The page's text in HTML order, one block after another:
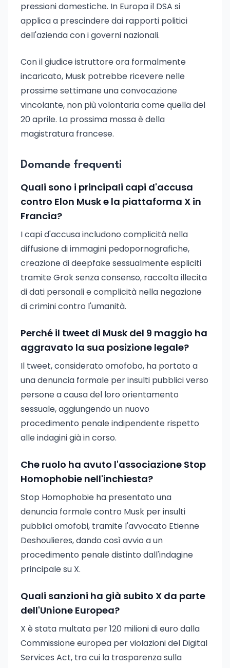
pressioni domestiche. In Europa il DSA si
applica a prescindere dai rapporti politici
dell'azienda con i governi nazionali.
Con il giudice istruttore ora formalmente
incaricato, Musk potrebbe ricevere nelle
prossime settimane una convocazione
vincolante, non più volontaria come quella del
20 aprile. La prossima mossa è della
magistratura francese.
Domande frequenti
Quali sono i principali capi d'accusa
contro Elon Musk e la piattaforma X in
Francia?
I capi d'accusa includono complicità nella
diffusione di immagini pedopornografiche,
creazione di deepfake sessualmente espliciti
tramite Grok senza consenso, raccolta illecita
di dati personali e complicità nella negazione
di crimini contro l'umanità.
Perché il tweet di Musk del 9 maggio ha
aggravato la sua posizione legale?
Il tweet, considerato omofobo, ha portato a
una denuncia formale per insulti pubblici verso
persone a causa del loro orientamento
sessuale, aggiungendo un nuovo
procedimento penale indipendente rispetto
alle indagini già in corso.
Che ruolo ha avuto l'associazione Stop
Homophobie nell'inchiesta?
Stop Homophobie ha presentato una
denuncia formale contro Musk per insulti
pubblici omofobi, tramite l'avvocato Etienne
Deshoulieres, dando così avvio a un
procedimento penale distinto dall'indagine
principale su X.
Quali sanzioni ha già subito X da parte
dell'Unione Europea?
X è stata multata per 120 milioni di euro dalla
Commissione europea per violazioni del Digital
Services Act, tra cui la trasparenza sulla